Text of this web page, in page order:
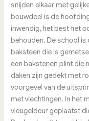
snijden elkaar met
bouwdeel is de
inwendig, het best het
behouden. De school
baksteen die is
een bakstenen plint die
daken zijn gedekt met
voorgevel van de
met vlechtingen. In het
vleugeldeur geplaatst